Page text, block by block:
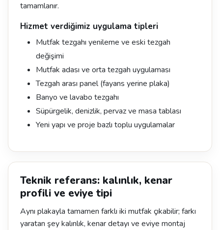
tamamlanır.
Hizmet verdiğimiz uygulama tipleri
Mutfak tezgahı yenileme ve eski tezgah
değişimi
Mutfak adası ve orta tezgah uygulaması
Tezgah arası panel (fayans yerine plaka)
Banyo ve lavabo tezgahı
Süpürgelik, denizlik, pervaz ve masa tablası
Yeni yapı ve proje bazlı toplu uygulamalar
Teknik referans: kalınlık, kenar
profili ve eviye tipi
Aynı plakayla tamamen farklı iki mutfak çıkabilir; farkı
yaratan şey kalınlık, kenar detayı ve eviye montaj